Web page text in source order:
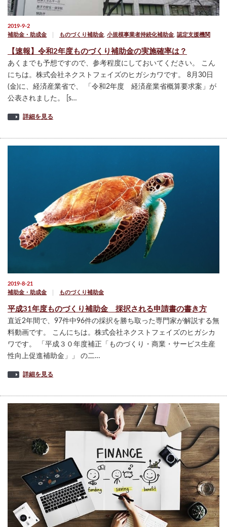
2019-9-2
補助金・助成金
ものづくり補助金 小規模事業者持続化補助金 認定支援機関
【速報】令和2年度ものづくり補助金の実施確率は？
あくまでも予想ですので、参考程度にしておいてください。 こん
にちは。株式会社ネクストフェイズのヒガシカワです。 8月30日
(金)に、経済産業省で、 「令和2年度 経済産業省概算要求案」が
公表されました。 [s…
詳細を見る
2019-8-21
補助金・助成金
ものづくり補助金
平成31年度ものづくり補助金 採択される申請書の書き方
直近2年間で、97件中96件の採択を勝ち取った専門家が解説する無
料動画です。 こんにちは。株式会社ネクストフェイズのヒガシカ
ワです。 「平成３０年度補正「ものづくり・商業・サービス生産
性向上促進補助金」」 の二…
詳細を見る